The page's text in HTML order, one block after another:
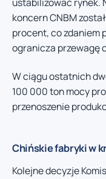
koncern CNBM
procent, co zdaniem
ogranicza przewagę
W ciągu ostatnich
100 000 ton mocy
przenoszenie
Chińskie fabryki w
Kolejne decyzje